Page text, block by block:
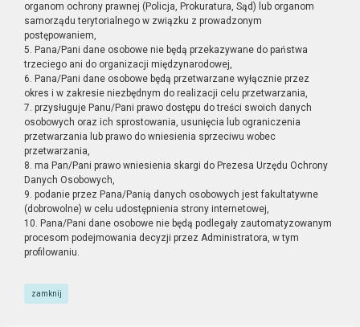
organom ochrony prawnej (Policja, Prokuratura, Sąd) lub organom
samorządu terytorialnego w związku z prowadzonym
postępowaniem,
5. Pana/Pani dane osobowe nie będą przekazywane do państwa
trzeciego ani do organizacji międzynarodowej,
6. Pana/Pani dane osobowe będą przetwarzane wyłącznie przez
okres i w zakresie niezbędnym do realizacji celu przetwarzania,
7. przysługuje Panu/Pani prawo dostępu do treści swoich danych
osobowych oraz ich sprostowania, usunięcia lub ograniczenia
przetwarzania lub prawo do wniesienia sprzeciwu wobec
przetwarzania,
8. ma Pan/Pani prawo wniesienia skargi do Prezesa Urzędu Ochrony
Danych Osobowych,
9. podanie przez Pana/Panią danych osobowych jest fakultatywne
(dobrowolne) w celu udostępnienia strony internetowej,
10. Pana/Pani dane osobowe nie będą podlegały zautomatyzowanym
procesom podejmowania decyzji przez Administratora, w tym
profilowaniu.
zamknij